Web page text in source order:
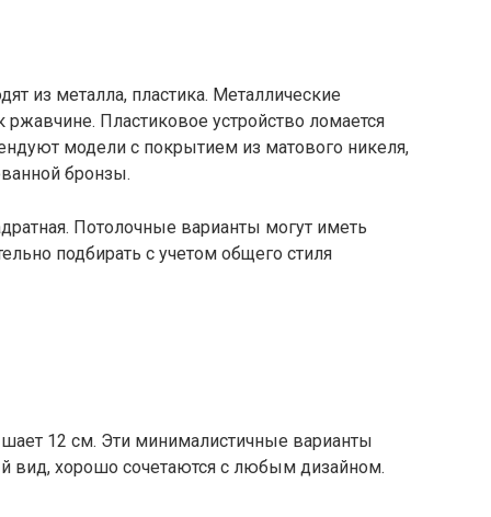
из металла, пластика. Металлические
Пластиковое устройство ломается
модели с покрытием из матового никеля,
бронзы.
Потолочные варианты могут иметь
подбирать с учетом общего стиля
12 см. Эти минималистичные варианты
вид, хорошо сочетаются с любым дизайном.